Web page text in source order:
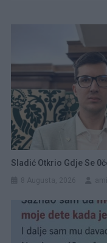
Sladić Otkrio Gdje Se